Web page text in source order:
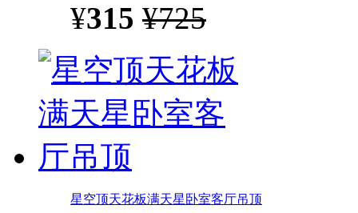
¥315 ¥725
星空顶天花板满天星卧室客厅吊顶